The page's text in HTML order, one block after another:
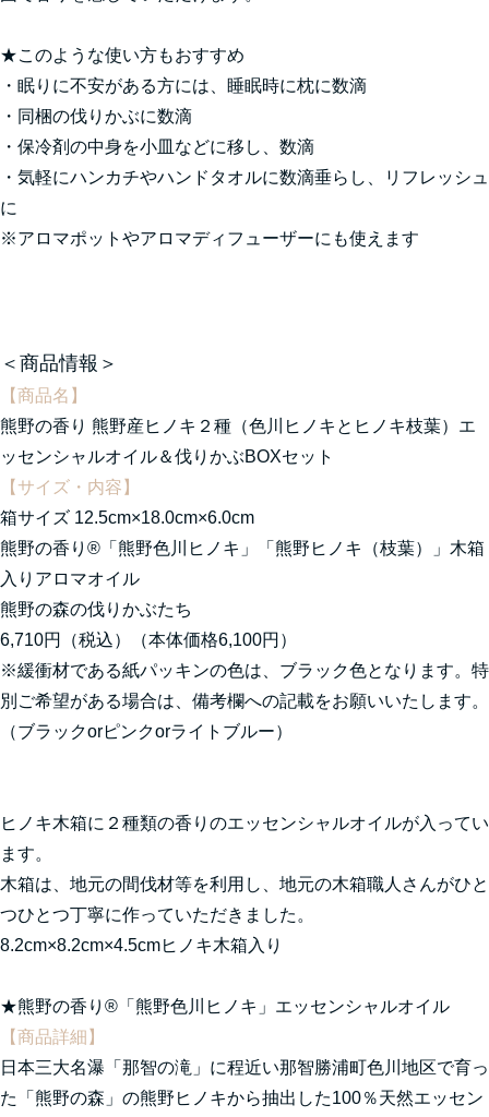
★このような使い方もおすすめ
・眠りに不安がある方には、睡眠時に枕に数滴
・同梱の伐りかぶに数滴
・保冷剤の中身を小皿などに移し、数滴
・気軽にハンカチやハンドタオルに数滴垂らし、リフレッシュ
に
※アロマポットやアロマディフューザーにも使えます
＜商品情報＞
【商品名】
熊野の香り 熊野産ヒノキ２種（色川ヒノキとヒノキ枝葉）エ
ッセンシャルオイル＆伐りかぶBOXセット
【サイズ・内容】
箱サイズ 12.5cm×18.0cm×6.0cm
熊野の香り®「熊野色川ヒノキ」「熊野ヒノキ（枝葉）」木箱
入りアロマオイル
熊野の森の伐りかぶたち
6,710円（税込）（本体価格6,100円）
※緩衝材である紙パッキンの色は、ブラック色となります。特
別ご希望がある場合は、備考欄への記載をお願いいたします。
（ブラックorピンクorライトブルー）
ヒノキ木箱に２種類の香りのエッセンシャルオイルが入ってい
ます。
木箱は、地元の間伐材等を利用し、地元の木箱職人さんがひと
つひとつ丁寧に作っていただきました。
8.2cm×8.2cm×4.5cmヒノキ木箱入り
★熊野の香り®「熊野色川ヒノキ」エッセンシャルオイル
【商品詳細】
日本三大名瀑「那智の滝」に程近い那智勝浦町色川地区で育っ
た「熊野の森」の熊野ヒノキから抽出した100％天然エッセン